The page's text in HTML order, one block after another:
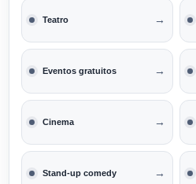
Teatro →
Eventos gratuitos →
Cinema →
Stand-up comedy →